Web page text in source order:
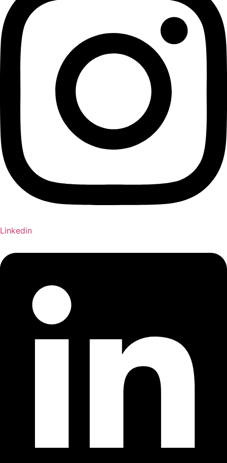
Linkedin